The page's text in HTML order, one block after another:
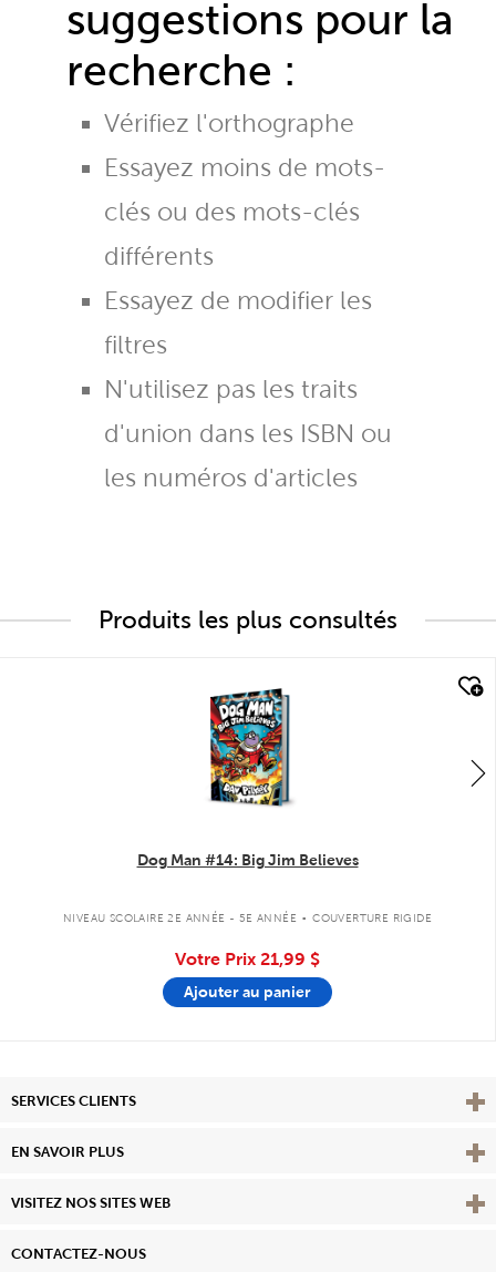
suggestions pour la
recherche :
Vérifiez l'orthographe
Essayez moins de mots-
clés ou des mots-clés
différents
Essayez de modifier les
filtres
N'utilisez pas les traits
d'union dans les ISBN ou
les numéros d'articles
Produits les plus consultés
Dog Man #14: Big Jim Believes
NIVEAU SCOLAIRE 2E ANNÉE - 5E ANNÉE . COUVERTURE RIGIDE
Votre Prix 21,99 $
Ajouter au panier
SERVICES CLIENTS
EN SAVOIR PLUS View
VISITEZ NOS SITES WEB
CONTACTEZ-NOUS